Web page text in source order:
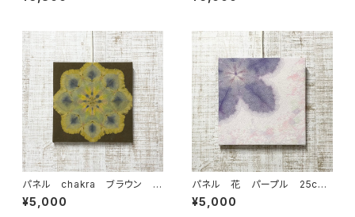
レー ネル起毛
パネル chakra ブラウン 3
0cm×30cm
¥5,000
パネル 花 パープル 25cm
×25cm
¥5,000